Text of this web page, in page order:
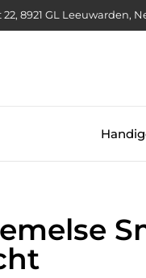
8921 GL Leeuwarden,